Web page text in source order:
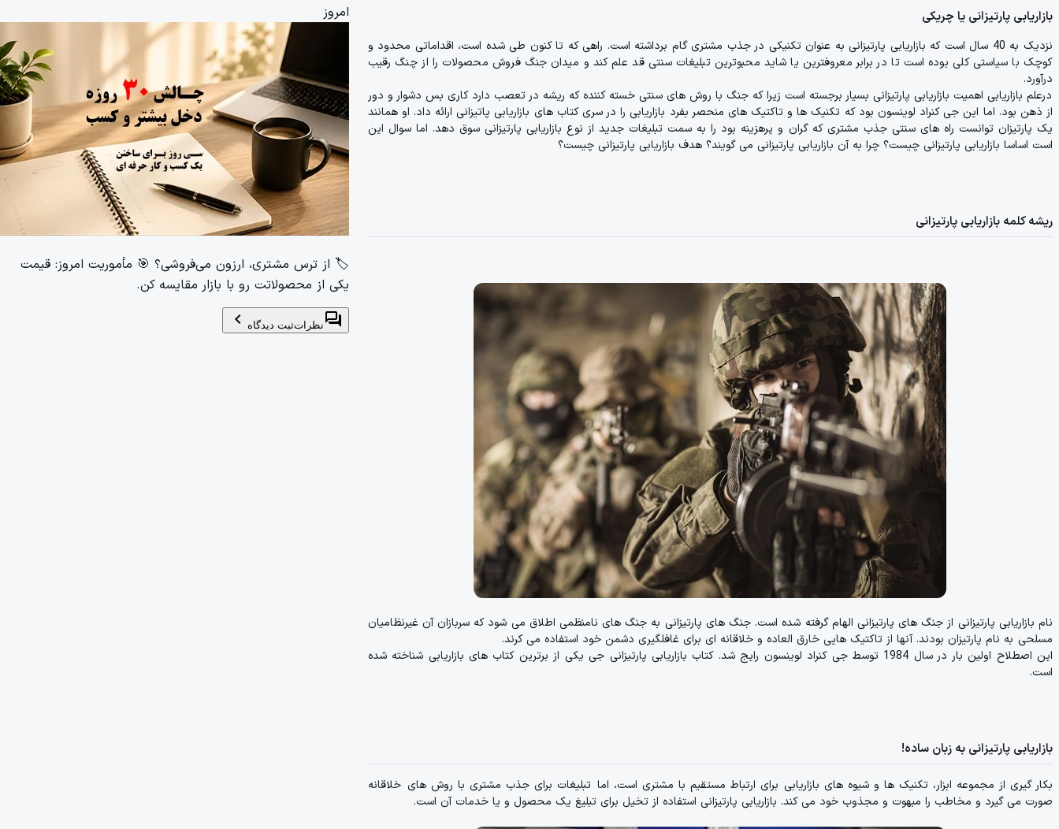
بازاریابی پارتیزانی یا چریکی
نزدیک به 40 سال است که بازاریابی پارتیزانی به عنوان تکنیکی در جذب مشتری گام برداشته است. راهی که تا کنون طی شده است، اقداماتی محدود و
کوچک با سیاستی کلی بوده است تا در برابر معروفترین یا شاید محبوترین تبلیغات سنتی قد علم کند و میدان جنگ فروش محصولات را از چنگ رقیب
درآورد.
درعلم بازاریابی اهمیت بازاریابی پارتیزانی بسیار برجسته است زیرا که جنگ با روش های سنتی خسته کننده که ریشه در تعصب دارد کاری بس دشوار و دور
از ذهن بود. اما این جی کنراد لوینسون بود که تکنیک ها و تاکتیک های منحصر بفرد بازاریابی را در سری کتاب های بازاریابی پاتیزانی ارائه داد. او همانند
یک پارتیزان توانست راه های سنتی جذب مشتری که گران و پرهزینه بود را به سمت تبلیغات جدید از نوع بازاریابی پارتیزانی سوق دهد. اما سوال این
است اساسا بازاریابی پارتیزانی چیست؟ چرا به آن بازاریابی پارتیزانی می گویند؟ هدف بازاریابی پارتیزانی چیست؟
ریشه کلمه بازاریابی پارتیزانی
نام بازاریابی پارتیزانی از جنگ های پارتیزانی الهام گرفته شده است. جنگ های پارتیزانی به جنگ های نامنظمی اطلاق می شود که سربازان آن غیرنظامیان
مسلحی به نام پارتیزان بودند. آنها از تاکتیک هایی خارق العاده و خلاقانه ای برای غافلگیری دشمن خود استفاده می کرند.
این اصطلاح اولین بار در سال 1984 توسط جی کنراد لوینسون رایج شد. کتاب بازاریابی پارتیزانی جی یکی از برترین کتاب های بازاریابی شناخته شده
است.
بازاریابی پارتیزانی به زبان ساده!
بکار گیری از مجموعه ابزار، تکنیک ها و شیوه های بازاریابی برای ارتباط مستقیم با مشتری است، اما تبلیغات برای جذب مشتری با روش های خلاقانه
صورت می گیرد و مخاطب را مبهوت و مجذوب خود می کند. بازاریابی پارتیزانی استفاده از تخیل برای تبلیغ یک محصول و یا خدمات آن است.
امروز
🏷️ از ترس مشتری، ارزون می‌فروشی؟ 🎯 مأموریت امروز: قیمت
یکی از محصولاتت رو با بازار مقایسه کن.
forum نظراتثبت دیدگاه chevron_left